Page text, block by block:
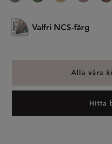
Alla våra
Hitta
Valfri NCS-färg